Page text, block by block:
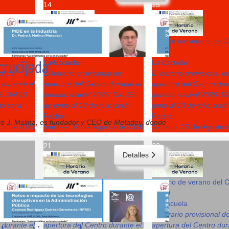
Centro
de
durante el
Del 15
será
de 2026
14
Horario de verano del Centro
08:00
La Escuela
El horario provisional de
apertura del Centro durante el
periodo estival 2026: Del 15
de junio al 10 de julio será
Fecha :
Viernes, 14 de Agosto de 2026
15
Horario de verano del
08:00
La Escuela
El horario provisional
apertura del Centro
periodo estival 2026:
junio al 10 de julio será
Fecha :
Sábado, 15 de Agosto
Centro
de
durante el
21
Horario de verano del Centro
08:00
La Escuela
El horario provisional de
apertura del Centro durante el
22
Horario de verano del
08:00
La Escuela
El horario provisional
apertura del Centro
J. Molina, es fundador y CEO de Metadev, donde
Detalles